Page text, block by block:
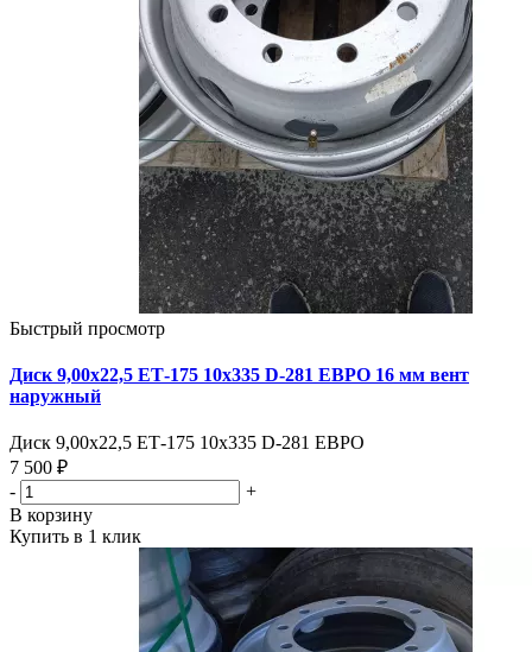
Быстрый просмотр
Диск 9,00х22,5 ЕТ-175 10х335 D-281 ЕВРО 16 мм вент
наружный
Диск 9,00х22,5 ЕТ-175 10х335 D-281 ЕВРО
7 500 ₽
-
+
В корзину
Купить в 1 клик